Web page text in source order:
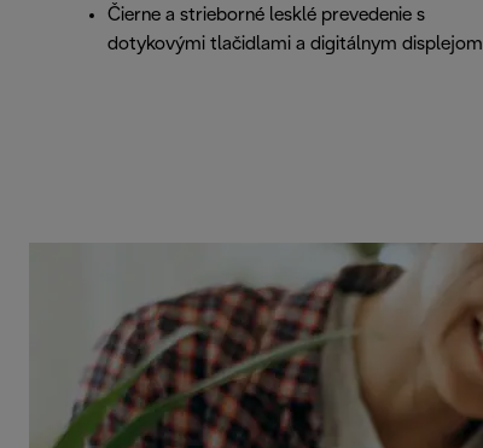
Čierne a strieborné lesklé prevedenie s
dotykovými tlačidlami a digitálnym displejom